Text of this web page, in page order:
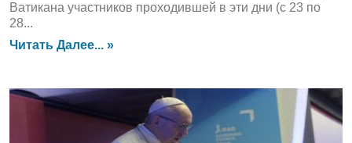
Ватикана участников проходившей в эти дни (с 23 по
28...
Читать Далее... »
ЛЕНТА НОВОСТЕЙ